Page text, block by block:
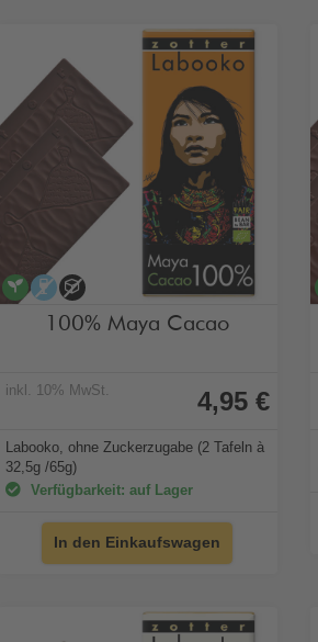
veganalkoholfreiohne Zuckerzugabe
100% Maya Cacao
inkl. 10% MwSt. 4,95 €
Labooko, ohne Zuckerzugabe (2 Tafeln à
32,5g /65g)
Verfügbarkeit: auf Lager
In den Einkaufswagen